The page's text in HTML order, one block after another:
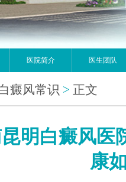
医院简介 医生团队
癜风常识 > 正文
明白癜风医
康